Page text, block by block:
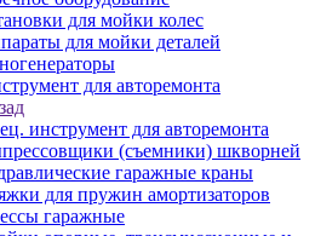
для мойки колес
для мойки деталей
для авторемонта
инструмент для авторемонта
(съемники) шкворней
гаражные краны
для пружин амортизаторов
гаражные